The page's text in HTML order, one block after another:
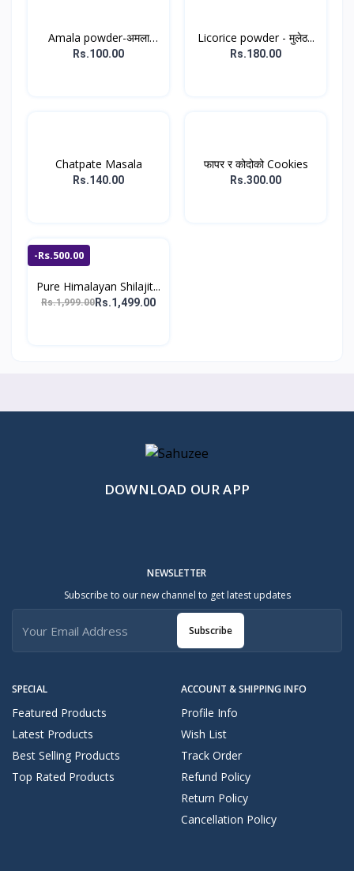
Amala powder-अमला
पाउडर...
Rs.100.00
Licorice powder - मुलेठ...
Rs.180.00
Chatpate Masala
Rs.140.00
फापर र कोदोको Cookies
Rs.300.00
-Rs.500.00
Pure Himalayan Shilajit...
Rs.1,999.00Rs.1,499.00
DOWNLOAD OUR APP
SPECIAL
Featured Products
Latest Products
Best Selling Products
Top Rated Products
ACCOUNT & SHIPPING INFO
Profile Info
Wish List
Track Order
Refund Policy
Return Policy
Cancellation Policy
NEWSLETTER
Subscribe to our new channel to get latest updates
Subscribe